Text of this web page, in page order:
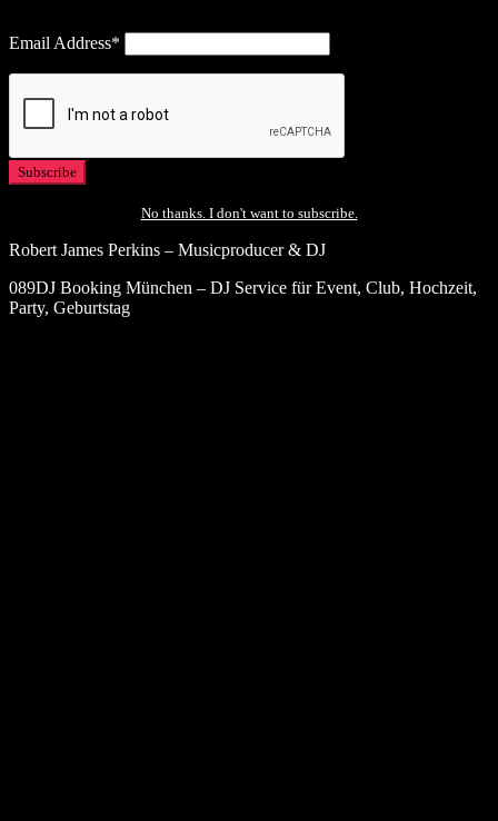
Email Address*
No thanks. I don't want to subscribe.
Robert James Perkins – Musicproducer & DJ
089DJ Booking München – DJ Service für Event, Club, Hochzeit,
Party, Geburtstag